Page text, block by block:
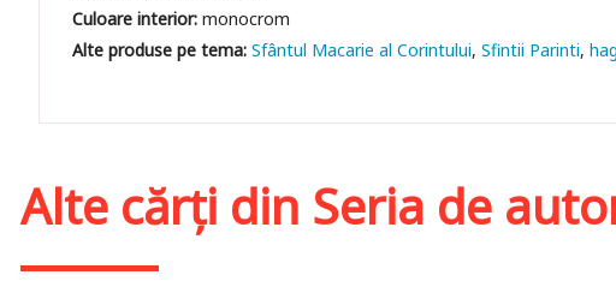
Culoare interior:monocrom
Sfântul Macarie al Corintului Sfintii Parinti
Alte cărți din Seria de